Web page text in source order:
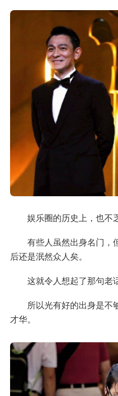
娱乐圈的历史上，也不
有些人虽然出身名门，
后还是泯然众人矣。
这就令人想起了那句老
所以光有好的出身是不
才华。